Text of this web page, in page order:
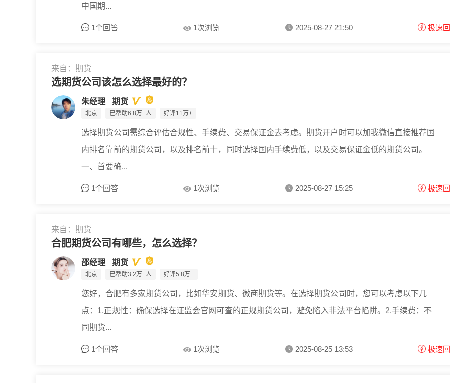
中国期...
1个回答 1次浏览 2025-08-27 21:50 极速
来自：期货
选期货公司该怎么选择最好的？
朱经理 _期货
北京 已帮助6.8万+人 好评11万+
选择期货公司需综合评估合规性、手续费、交易保证金去考虑。期货开户时可以加我微信直接推荐国
内排名靠前的期货公司，以及排名前十，同时选择国内手续费低，以及交易保证金低的期货公司。
一、首要确...
1个回答 1次浏览 2025-08-27 15:25 极速
来自：期货
合肥期货公司有哪些，怎么选择？
邵经理 _期货
北京 已帮助3.2万+人 好评5.8万+
您好，合肥有多家期货公司，比如华安期货、徽商期货等。在选择期货公司时，您可以考虑以下几
点：1.正规性：确保选择在证监会官网可查的正规期货公司，避免陷入非法平台陷阱。2.手续费：不
同期货...
1个回答 1次浏览 2025-08-25 13:53 极速